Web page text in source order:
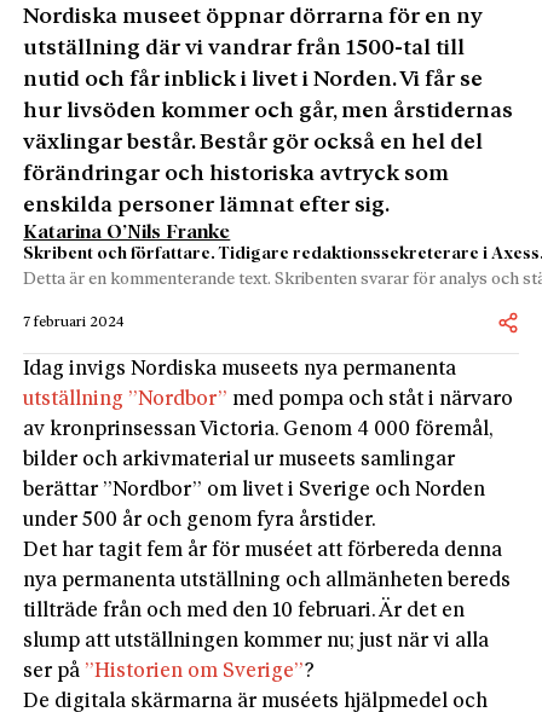
Nordiska museet öppnar dörrarna för en ny
utställning där vi vandrar från 1500-tal till
nutid och får inblick i livet i Norden. Vi får se
hur livsöden kommer och går, men årstidernas
växlingar består. Består gör också en hel del
förändringar och historiska avtryck som
enskilda personer lämnat efter sig.
Katarina O’Nils Franke
Skribent och författare. Tidigare redaktionssekreterare i
Detta är en kommenterande text. Skribenten svarar för analys och
7 februari 2024
Idag invigs Nordiska museets nya permanenta
utställning ”Nordbor” med pompa och ståt i närvaro
av kronprinsessan Victoria. Genom 4 000 föremål,
bilder och arkivmaterial ur museets samlingar
berättar ”Nordbor” om livet i Sverige och Norden
under 500 år och genom fyra årstider.
Det har tagit fem år för muséet att förbereda denna
nya permanenta utställning och allmänheten bereds
tillträde från och med den 10 februari. Är det en
slump att utställningen kommer nu; just när vi alla
ser på ”Historien om Sverige”?
De digitala skärmarna är muséets hjälpmedel och